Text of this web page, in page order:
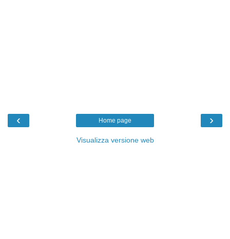
‹ ›
Home page
Visualizza versione web